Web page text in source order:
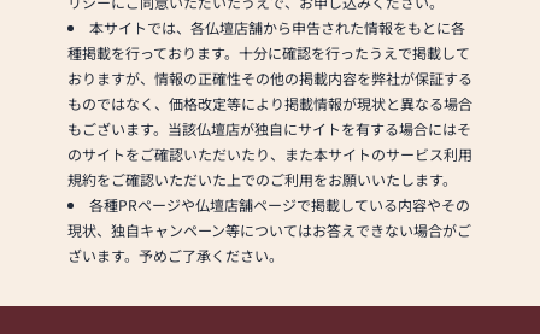
います。伝統的な木製の仏
壇やモダンなデザインの仏
壇、またコンパクトなサイ
ズの仏壇など、お客様のご
要望に合わせて選ぶことが
できます。仏壇の素材や彫
刻、仏像の種類も豊富にご
用意しておりますので、心
からご供養いただける仏壇
を見つけていただけます。
さらに、仏具も充実してお
います。他にも国内の家具
専門メーカーと作り上げた
お仏壇コレクションがあ
り、祈る人と偲ぶ人をつな
ぐ新しいカタチを提案しま
す。
≪はせがわ店舗サービスの
ご案内≫
●仏壇・仏具・お墓・相
続・遺品整理のご相談
本サイトでは、各仏壇店舗から申告された情報をもとに各
種掲載を行っております。十分に確認を行ったうえで掲載して
おりますが、情報の正確性その他の掲載内容を弊社が保証する
ものではなく、価格改定等により掲載情報が現状と異なる場合
もございます。当該仏壇店が独自にサイトを有する場合にはそ
のサイトをご確認いただいたり、また本サイトのサービス利用
規約をご確認いただいた上でのご利用をお願いいたします。
各種PRページや仏壇店舗ページで掲載している内容やその
現状、独自キャンペーン等についてはお答えできない場合がご
ざいます。予めご了承ください。